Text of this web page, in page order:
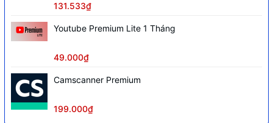
131.533₫
Youtube Premium Lite 1 Tháng
49.000₫
Camscanner Premium
199.000₫